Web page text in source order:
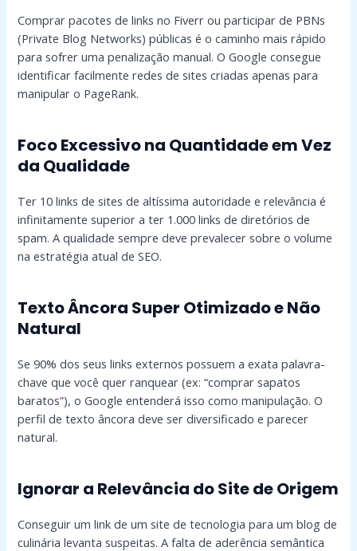
Comprar pacotes de links no Fiverr ou participar de PBNs
(Private Blog Networks) públicas é o caminho mais rápido
para sofrer uma penalização manual. O Google consegue
identificar facilmente redes de sites criadas apenas para
manipular o PageRank.
Foco Excessivo na Quantidade em Vez
da Qualidade
Ter 10 links de sites de altíssima autoridade e relevância é
infinitamente superior a ter 1.000 links de diretórios de
spam. A qualidade sempre deve prevalecer sobre o volume
na estratégia atual de SEO.
Texto Âncora Super Otimizado e Não
Natural
Se 90% dos seus links externos possuem a exata palavra-
chave que você quer ranquear (ex: “comprar sapatos
baratos”), o Google entenderá isso como manipulação. O
perfil de texto âncora deve ser diversificado e parecer
natural.
Ignorar a Relevância do Site de Origem
Conseguir um link de um site de tecnologia para um blog de
culinária levanta suspeitas. A falta de aderência semântica